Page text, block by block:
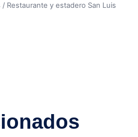
/ Restaurante y estadero San Luis